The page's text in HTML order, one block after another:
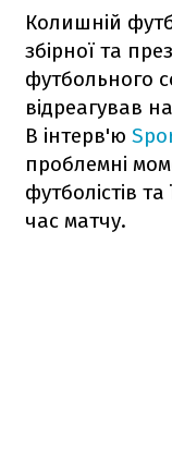
Колишній
збірної та
футбольного
відреагував
В інтерв'ю
проблемні
футболістів
час матчу.